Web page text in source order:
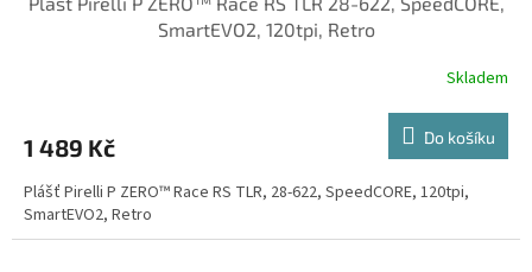
SmartEVO2, 120tpi, Retro
Skladem
1 489 Kč Do košíku
Plášť Pirelli P ZERO™ Race RS TLR, 28-622, SpeedCORE, 120tpi,
SmartEVO2, Retro